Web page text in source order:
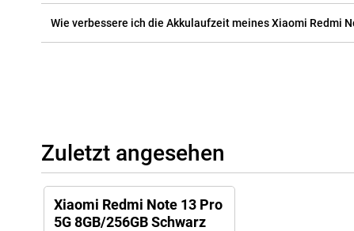
Wie verbessere ich die Akkulaufzeit meines Xiaomi Redmi
Zuletzt angesehen
Xiaomi Redmi Note 13 Pro
5G 8GB/256GB Schwarz